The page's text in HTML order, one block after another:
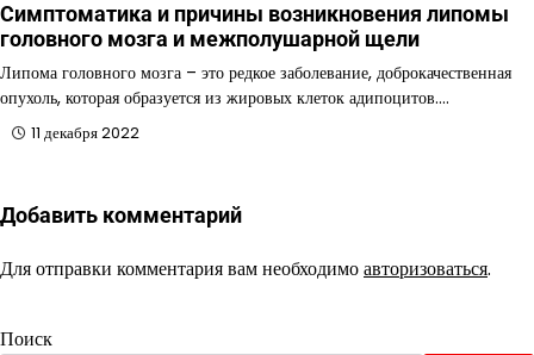
Симптоматика и причины возникновения липомы
головного мозга и межполушарной щели
Липома головного мозга – это редкое заболевание, доброкачественная
опухоль, которая образуется из жировых клеток адипоцитов.…
11 декабря 2022
Добавить комментарий
Для отправки комментария вам необходимоавторизоваться.
Поиск